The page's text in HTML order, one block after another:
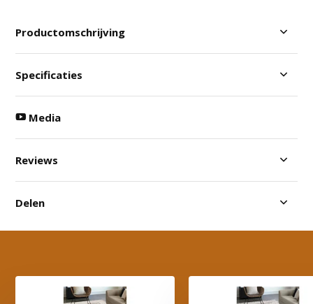
Productomschrijving
Specificaties
Media
Reviews
Delen